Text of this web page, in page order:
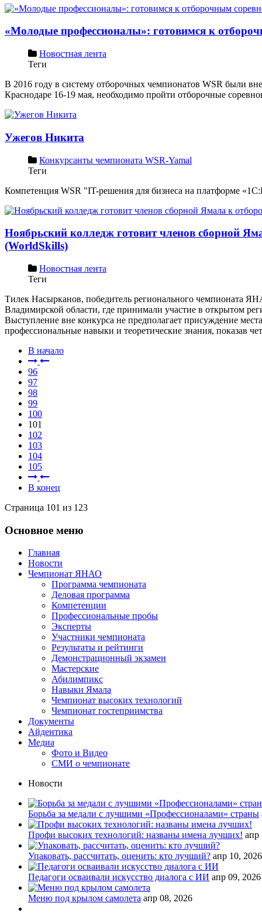
«Молодые профессионалы»: готовимся к
Новостная лента
Теги
В 2016 году в систему отборочных чемпионатов WSR были
Краснодаре 16-19 мая, необходимо пройти отборочные
Ужегов Никита
Конкурсанты чемпионата WSR-Yamal
Теги
Компетенция WSR "IT-решения для бизнеса на платформе
Ноябрьский колледж готовит членов сборной
(WorldSkills)
Новостная лента
Теги
Тилек Насырканов, победитель регионального чемпионата
Владимирской области, где принимали участие в открытом
Выступление вне конкурса не предполагает присуждение
профессиональные навыки и теоретические знания, показав
В начало
96
97
98
99
100
101
102
103
104
105
В конец
Страница 101 из 123
Основное меню
Главная
Новости
Чемпионат ЯНАО
Программа чемпионата
Деловая программа
Компетенции
Профессиональные пробы
Эксперты
Участники чемпионата
Результаты и рейтинги
Демонстрационный экзамен
Мастерские
Абилимпикс
Навыки Ямала
Чемпионат высоких технологий
Чемпионат гостеприимства
Документы
Айдентика
Медиа
Фото и Видео
СМИ о чемпионате
Новости
Борьба за медали с лучшими «Профессионалами» страны
Профи высоких технологий: названы имена лучших! апр
Упаковать, рассчитать, оценить: кто лучший? апр 10, 2026
Педагоги осваивали искусство диалога с ИИ апр 09, 2026
Меню под крылом самолета апр 08, 2026